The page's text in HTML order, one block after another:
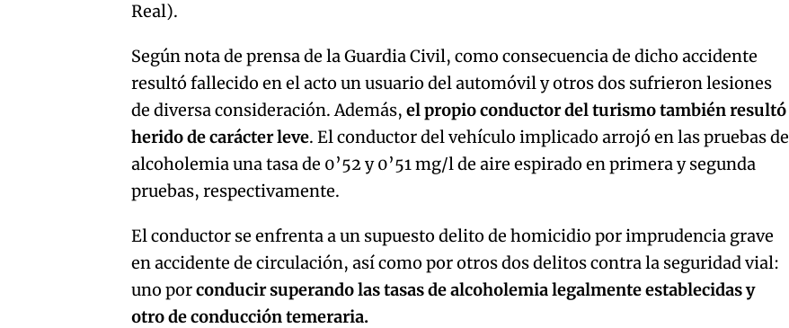
Real).
Según nota de prensa de la Guardia Civil, como consecuencia de dicho accidente
resultó fallecido en el acto un usuario del automóvil y otros dos sufrieron lesiones
de diversa consideración. Además,el propio conductor del turismo también resultó
herido de carácter leve. El conductor del vehículo implicado arrojó en las pruebas de
alcoholemia una tasa de 0’52 y 0’51 mg/l de aire espirado en primera y segunda
pruebas, respectivamente.
El conductor se enfrenta a un supuesto delito de homicidio por imprudencia grave
en accidente de circulación, así como por otros dos delitos contra la seguridad vial:
uno porconducir superando las tasas de alcoholemia legalmente establecidas y
otro de conducción temeraria.